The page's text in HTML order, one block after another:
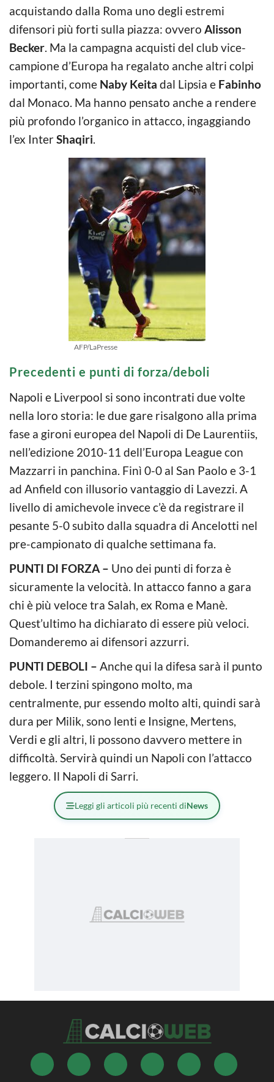
acquistando dalla Roma uno degli estremi
difensori più forti sulla piazza: ovvero Alisson
Becker. Ma la campagna acquisti del club vice-
campione d’Europa ha regalato anche altri colpi
importanti, come Naby Keita dal Lipsia e Fabinho
dal Monaco. Ma hanno pensato anche a rendere
più profondo l’organico in attacco, ingaggiando
l’ex InterShaqiri.
AFP/LaPresse
Precedenti e punti di forza/deboli
Napoli e Liverpool si sono incontrati due volte
nella loro storia: le due gare risalgono alla prima
fase a gironi europea del Napoli di De Laurentiis,
nell’edizione 2010-11 dell’Europa League con
Mazzarri in panchina. Finì 0-0 al San Paolo e 3-1
ad Anfield con illusorio vantaggio di Lavezzi. A
livello di amichevole invece c’è da registrare il
pesante 5-0 subito dalla squadra di Ancelotti nel
pre-campionato di qualche settimana fa.
PUNTI DI FORZA – Uno dei punti di forza è
sicuramente la velocità. In attacco fanno a gara
chi è più veloce tra Salah, ex Roma e Manè.
Quest’ultimo ha dichiarato di essere più veloci.
Domanderemo ai difensori azzurri.
PUNTI DEBOLI – Anche qui la difesa sarà il punto
debole. I terzini spingono molto, ma
centralmente, pur essendo molto alti, quindi sarà
dura per Milik, sono lenti e Insigne, Mertens,
Verdi e gli altri, li possono davvero mettere in
difficoltà. Servirà quindi un Napoli con l’attacco
leggero. Il Napoli di Sarri.
Leggi gli articoli più recenti diNews